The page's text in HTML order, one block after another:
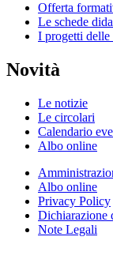
Offerta
Le schede
I progetti delle
Novità
Le notizie
Le circolari
Calendario
Albo online
Albo online
Privacy Policy
Dichiarazione
Note Legali